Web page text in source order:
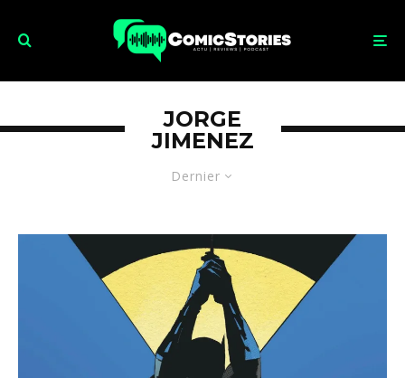
Dernier
JORGE
JIMENEZ